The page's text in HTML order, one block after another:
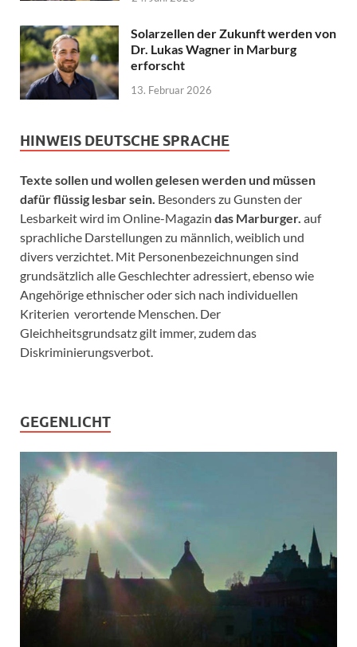
Solarzellen der Zukunft werden von
Dr. Lukas Wagner in Marburg
erforscht
13. Februar 2026
HINWEIS DEUTSCHE SPRACHE
Texte sollen und wollen gelesen werden und müssen
dafür flüssig lesbar sein. Besonders zu Gunsten der
Lesbarkeit wird im Online-Magazin das Marburger. auf
sprachliche Darstellungen zu männlich, weiblich und
divers verzichtet. Mit Personenbezeichnungen sind
grundsätzlich alle Geschlechter adressiert, ebenso wie
Angehörige ethnischer oder sich nach individuellen
Kriterien verortende Menschen. Der
Gleichheitsgrundsatz gilt immer, zudem das
Diskriminierungsverbot.
GEGENLICHT